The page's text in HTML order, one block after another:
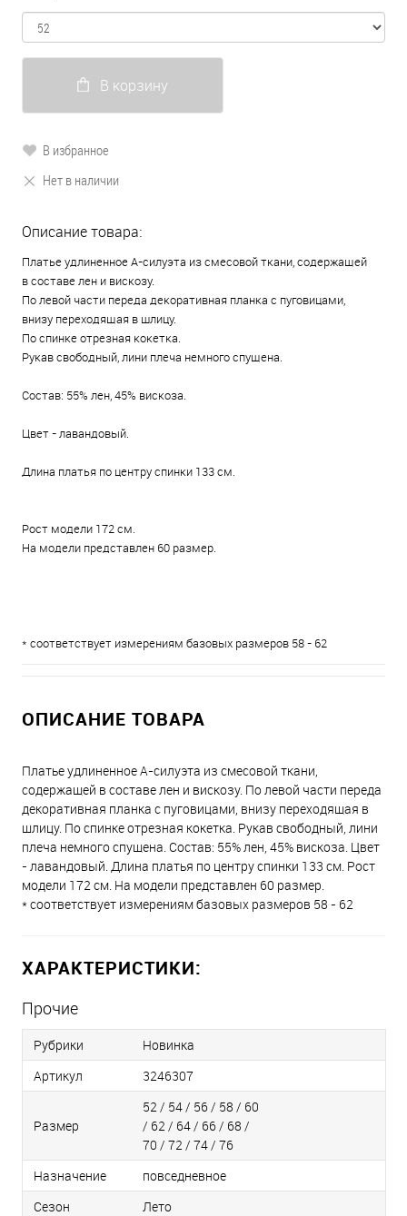
В корзину
В избранное
Нет в наличии
Описание товара:
Платье удлиненное А-силуэта из смесовой ткани, содержащей
в составе лен и вискозу.
По левой части переда декоративная планка с пуговицами,
внизу переходящая в шлицу.
По спинке отрезная кокетка.
Рукав свободный, лини плеча немного спущена.
Состав: 55% лен, 45% вискоза.
Цвет - лавандовый.
Длина платья по центру спинки 133 см.
Рост модели 172 см.
На модели представлен 60 размер.
* соответствует измерениям базовых размеров 58 - 62
ОПИСАНИЕ ТОВАРА
Платье удлиненное А-силуэта из смесовой ткани,
содержащей в составе лен и вискозу. По левой части переда
декоративная планка с пуговицами, внизу переходящая в
шлицу. По спинке отрезная кокетка. Рукав свободный, лини
плеча немного спущена. Состав: 55% лен, 45% вискоза. Цвет
- лавандовый. Длина платья по центру спинки 133 см. Рост
модели 172 см. На модели представлен 60 размер.
* соответствует измерениям базовых размеров 58 - 62
ХАРАКТЕРИСТИКИ:
Прочие
Рубрики
Новинка
Артикул
3246307
Размер
52 / 54 / 56 / 58 / 60
/ 62 / 64 / 66 / 68 /
70 / 72 / 74 / 76
Назначение
повседневное
Сезон
Лето